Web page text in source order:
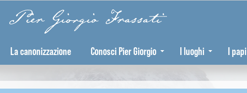
Pier Giorgio Frassati
La canonizzazione Conosci Pier Giorgio I luoghi I papi